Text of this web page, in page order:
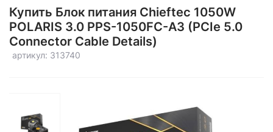
Купить Блок питания Chieftec 1050W
POLARIS 3.0 PPS-1050FC-A3 (PCIe 5.0
Connector Cable Details)
артикул: 313740